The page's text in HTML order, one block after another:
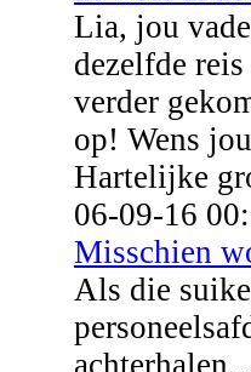
Lia, jou
dezelfde
verder
op! Wens
Hartelijke
06-09-16
Misschien
Als die